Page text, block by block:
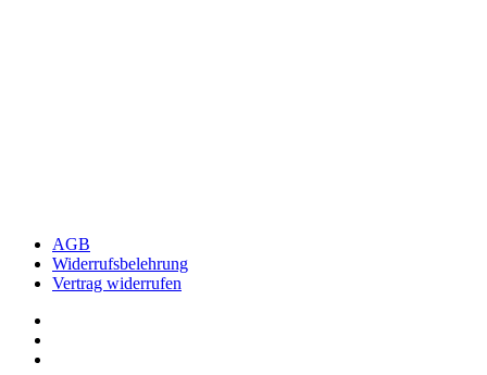
AGB
Widerrufsbelehrung
Vertrag widerrufen